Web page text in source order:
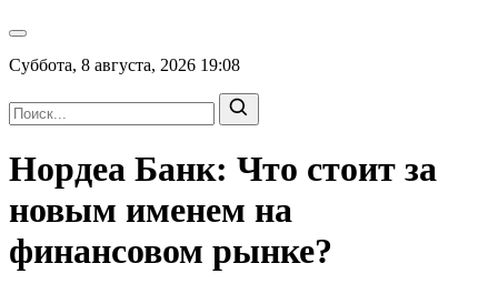
Суббота, 8 августа, 2026 19:08
Нордеа Банк: Что стоит за
новым именем на
финансовом рынке?